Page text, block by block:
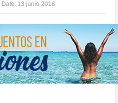
Date: 13 junio 2018